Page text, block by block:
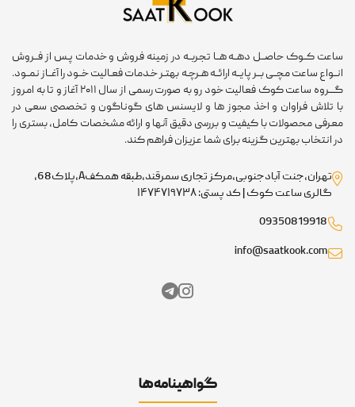
ساعت کــوک حاصــل دهــه هــا تجربــه در زمینه فروش و خدمات پـس از فــروش
انــواع ساعت مچــی بــر پایــه ارائــه هـرچـه بهتـر خـدمات فعـالیت خــود را آغــاز نمــود.
گـــروه ساعت کوک فعالیت خود رو به صورت رسمی از سال ۲۰۱۱ آغاز و تا به امروز
با تلاش فراوان و اخذ مجوز ها و لایسنس های گوناگون و تخصصی سعی در
معرفی محصولات با کیفیت و بررسی دقیق آنها و ارائه مشخصات کامل، بستری را
در انتخاب بهترین گزینه برای شما عزیزان فراهم کند.
تهران،جنت آبادجنوبی،مرکز تجاری سمرقند،طبقه همکفA،پلاک68،
گالری ساعت کوک | کد پستی: ۱۴۷۴۷۱۹۷۳۸
09350819918
info@saatkook.com
گواهینامه‌ها